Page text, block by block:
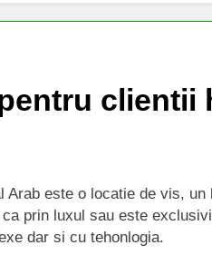
clientii
este o locatie de vis,
prin luxul sau este
dar si cu tehonlogia.